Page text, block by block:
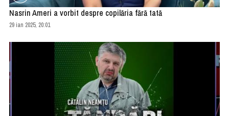
Nasrin Ameri a vorbit despre copilăria fără tată
29 ian 2025, 20:01